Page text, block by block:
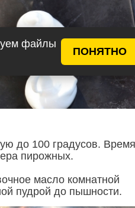
файлы
ПОНЯТНО
до 100 градусов. Время
пирожных.
масло комнатной
пудрой до пышности.